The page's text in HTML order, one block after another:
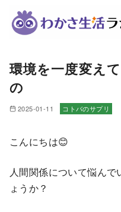
ン環境を一度変え
の
2025-01-11 コトバのサプリ
こんにちは😊
人間関係について悩ん
ょうか？